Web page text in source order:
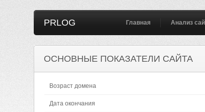
PRLOG Главная Анализ
ОСНОВНЫЕ ПОКАЗАТЕЛИ САЙТА
Возраст домена
Дата окончания